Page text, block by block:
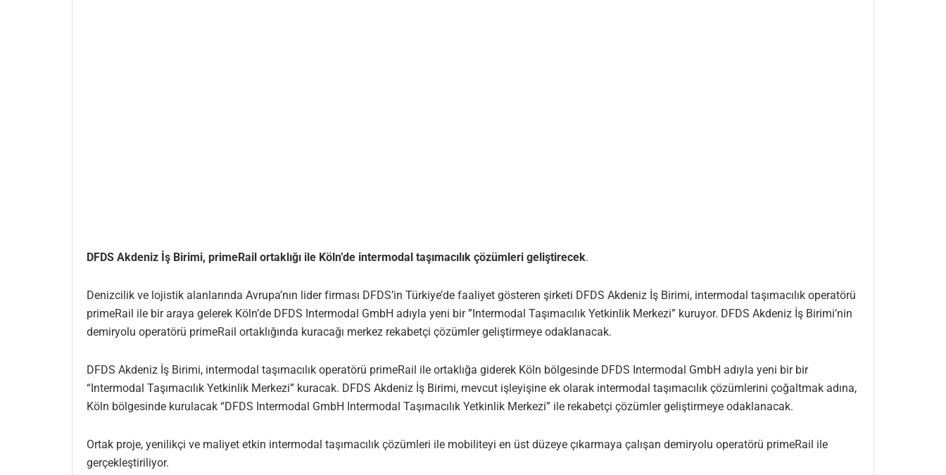
DFDS Akdeniz İş Birimi, primeRail ortaklığı ile Köln’de intermodal taşımacılık çözümleri geliştirecek.
Denizcilik ve lojistik alanlarında Avrupa’nın lider firması DFDS’in Türkiye’de faaliyet gösteren şirketi DFDS Akdeniz İş Birimi, intermodal taşımacılık operatörü
primeRail ile bir araya gelerek Köln’de DFDS Intermodal GmbH adıyla yeni bir ”Intermodal Taşımacılık Yetkinlik Merkezi” kuruyor. DFDS Akdeniz İş Birimi’nin
demiryolu operatörü primeRail ortaklığında kuracağı merkez rekabetçi çözümler geliştirmeye odaklanacak.
DFDS Akdeniz İş Birimi, intermodal taşımacılık operatörü primeRail ile ortaklığa giderek Köln bölgesinde DFDS Intermodal GmbH adıyla yeni bir bir
“Intermodal Taşımacılık Yetkinlik Merkezi” kuracak. DFDS Akdeniz İş Birimi, mevcut işleyişine ek olarak intermodal taşımacılık çözümlerini çoğaltmak adına,
Köln bölgesinde kurulacak “DFDS Intermodal GmbH Intermodal Taşımacılık Yetkinlik Merkezi” ile rekabetçi çözümler geliştirmeye odaklanacak.
Ortak proje, yenilikçi ve maliyet etkin intermodal taşımacılık çözümleri ile mobiliteyi en üst düzeye çıkarmaya çalışan demiryolu operatörü primeRail ile
gerçekleştiriliyor.